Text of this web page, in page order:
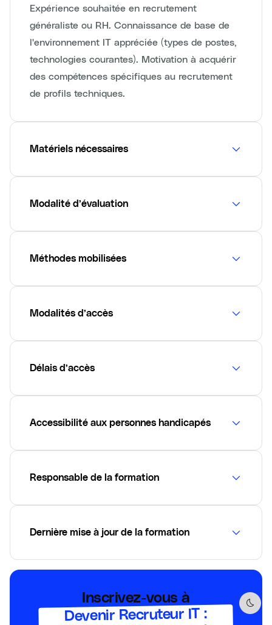
Expérience souhaitée en recrutement
généraliste ou RH. Connaissance de base de
l'environnement IT appréciée (types de postes,
technologies courantes). Motivation à acquérir
des compétences spécifiques au recrutement
de profils techniques.
Matériels nécessaires
Modalité d’évaluation
Méthodes mobilisées
Modalités d’accès
Délais d’accès
Accessibilité aux personnes handicapés
Responsable de la formation
Dernière mise à jour de la formation
Inscrivez-vous à
Devenir Recruteur IT : Dark